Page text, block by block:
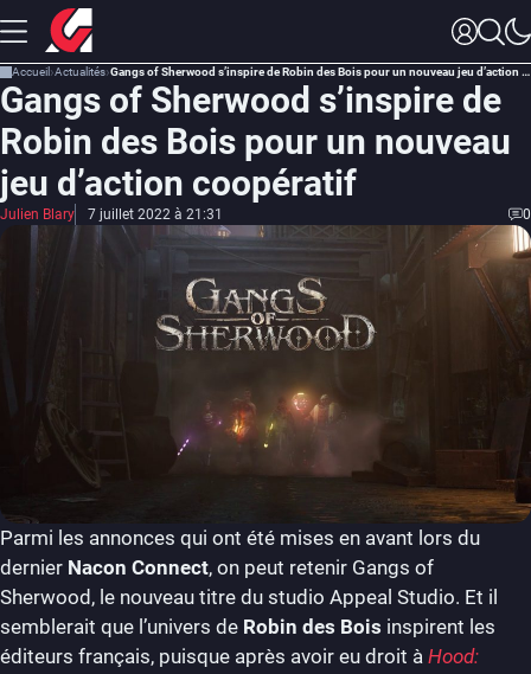
Accueil Actualités Gangs of Sherwood s’inspire de Robin des Bois pour un nouveau jeu d’action coopératif
Gangs of Sherwood s’inspire de
Robin des Bois pour un nouveau
jeu d’action coopératif
Julien Blary 7 juillet 2022 à 21:31 0
Parmi les annonces qui ont été mises en avant lors du
dernier Nacon Connect, on peut retenir Gangs of
Sherwood, le nouveau titre du studio Appeal Studio. Et il
semblerait que l’univers de Robin des Bois inspirent les
éditeurs français, puisque après avoir eu droit à Hood: